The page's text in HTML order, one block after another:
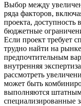
Выбор между
ряда факторов,
проекта, доступность
бюджетные
Если проект требует
трудно найти на
предпочтительным
внутренняя
рассмотреть
может быть
выполняются
специализированные